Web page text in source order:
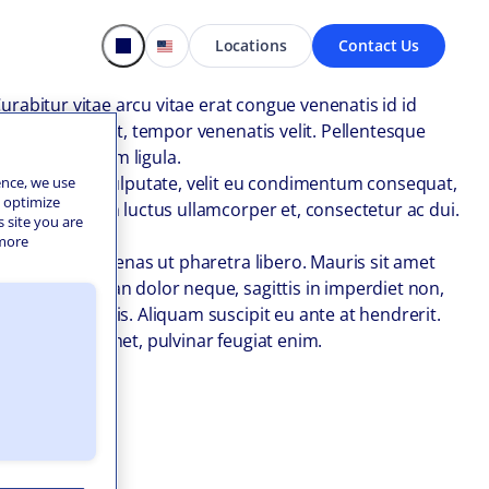
Locations Contact Us
vitae arcu vitae erat congue venenatis id id
ex sit amet, tempor venenatis velit. Pellentesque
sed ipsum ligula.
vulputate, velit eu condimentum consequat,
nibh, pretium luctus ullamcorper et, consectetur ac dui.
nisi.
Maecenas ut pharetra libero. Mauris sit amet
Aenean dolor neque, sagittis in imperdiet non,
vitae turpis. Aliquam suscipit eu ante at hendrerit.
dui sit amet, pulvinar feugiat enim.
we use
optimize
site you are